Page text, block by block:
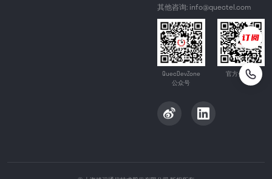
其他咨询: info@quectel.com
QuecDevZone
公众号
官方公众号